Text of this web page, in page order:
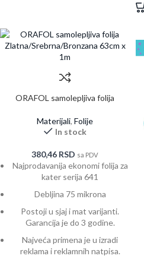
ORAFOL samolepljiva folija
1m
Materijali, Folije
In stock
380,46 RSD sa PDV
Najprodavanija ekonomi folija za
kater serija 641
Debljina 75 mikrona
Postoji u sjaj i mat varijanti.
Garancija je do 3 godine.
Najveća primena je u izradi
reklama i reklamnih natpisa.